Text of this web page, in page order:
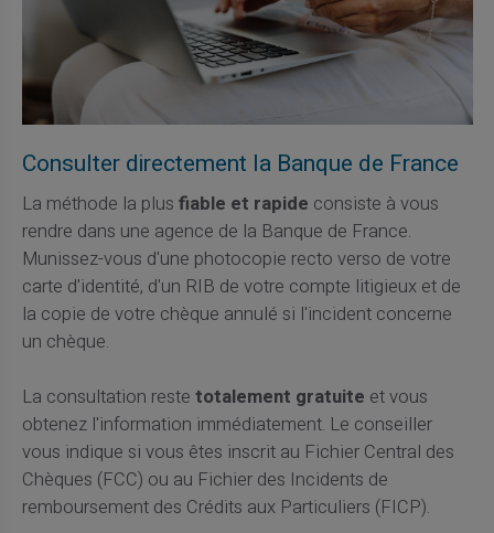
Consulter directement la Banque de France
La méthode la plus fiable et rapide consiste à vous
rendre dans une agence de la Banque de France.
Munissez-vous d'une photocopie recto verso de votre
carte d'identité, d'un RIB de votre compte litigieux et de
la copie de votre chèque annulé si l'incident concerne
un chèque.
La consultation reste totalement gratuite et vous
obtenez l'information immédiatement. Le conseiller
vous indique si vous êtes inscrit au Fichier Central des
Chèques (FCC) ou au Fichier des Incidents de
remboursement des Crédits aux Particuliers (FICP).